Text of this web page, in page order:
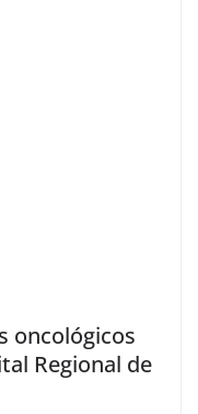
oncológicos
Regional de